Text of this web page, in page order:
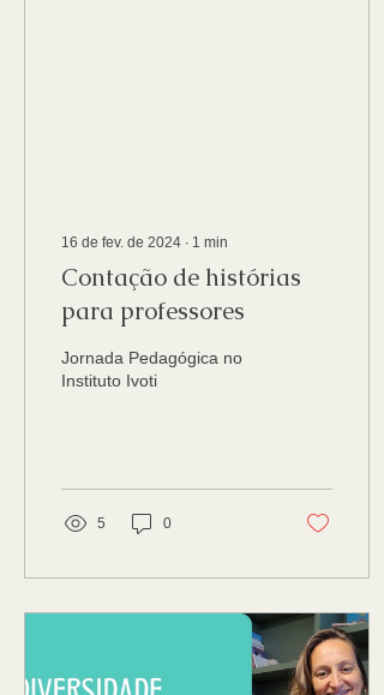
16 de fev. de 2024 ∙ 1 min
Contação de histórias
para professores
Jornada Pedagógica no
Instituto Ivoti
5 0